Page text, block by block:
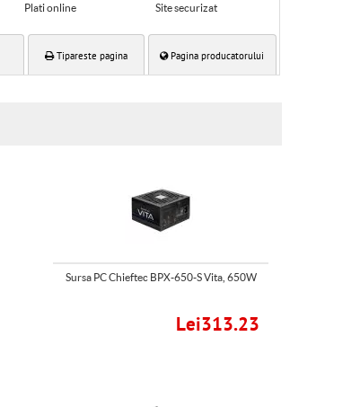
Plati online Site securizat
Tipareste pagina Pagina producatorului
Sursa PC Chieftec BPX-650-S Vita, 650W
Lei313.23